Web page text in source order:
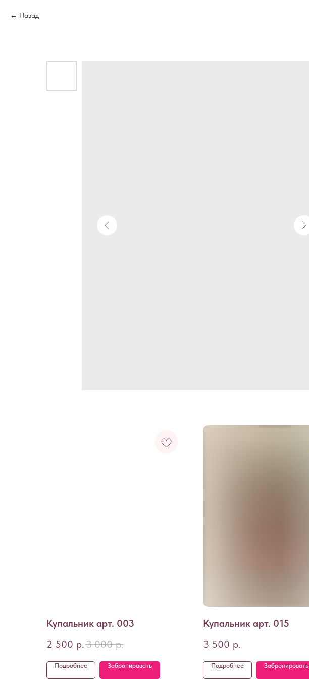
Назад
Купальник арт. 003
2 500 р.3 000 р.
Подробнее Забронировать
Купальник арт. 015
3 500 р.
Подробнее Забронировать